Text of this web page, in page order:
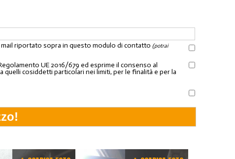
riportato sopra in questo modulo di contatto (potrai
UE 2016/679 ed esprime il consenso al
cosiddetti particolari nei limiti, per le finalità e per la